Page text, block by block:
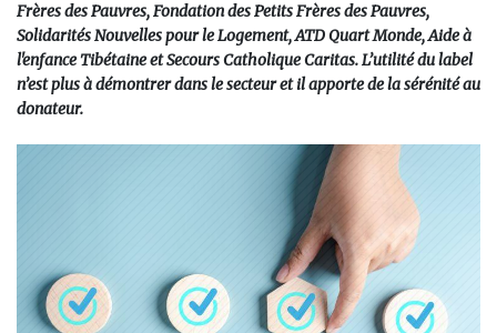
Frères des Pauvres, Fondation des Petits Frères des Pauvres,
Solidarités Nouvelles pour le Logement, ATD Quart Monde, Aide à
l'enfance Tibétaine et Secours Catholique Caritas. L’utilité du label
n’est plus à démontrer dans le secteur et il apporte de la sérénité au
donateur.